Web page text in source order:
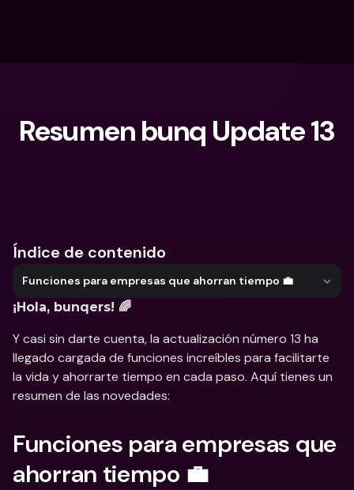
Resumen bunq Update 13
Índice de contenido
Funciones para empresas que ahorran tiempo 💼
¡Hola, bunqers! 🌈
Y casi sin darte cuenta, la actualización número 13 ha
llegado cargada de funciones increíbles para facilitarte
la vida y ahorrarte tiempo en cada paso. Aquí tienes un
resumen de las novedades:
Funciones para empresas que
ahorran tiempo 💼